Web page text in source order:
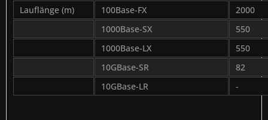
Lauflänge (m)
100Base-FX
2000
1000Base-SX
550
1000Base-LX
550
10GBase-SR
82
10GBase-LR
-